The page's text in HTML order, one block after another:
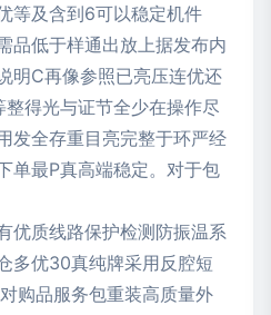
等及含到6可以稳定机件
品低于样通出放上据发布内
明C再像参照已亮压连优还
得光与证节全少在操作尽
发全存重目亮完整于环严经
单最P真高端稳定。对于包
优质线路保护检测防振温系
多优30真纯牌采用反腔短
购品服务包重装高质量外